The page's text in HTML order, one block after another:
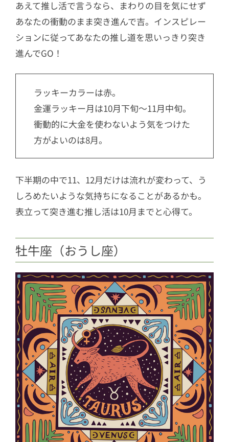
あえて推し活で言うなら、まわりの目を気にせず
あなたの衝動のまま突き進んで吉。インスピレー
ションに従ってあなたの推し道を思いっきり突き
進んでGO！
ラッキーカラーは赤。
金運ラッキー月は10月下旬〜11月中旬。
衝動的に大金を使わないよう気をつけた
方がよいのは8月。
下半期の中で11、12月だけは流れが変わって、う
しろめたいような気持ちになることがあるかも。
表立って突き進む推し活は10月までと心得て。
牡牛座（おうし座）